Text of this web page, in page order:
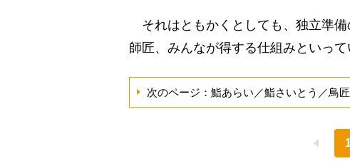
それはともかくとしても、独立準備
師匠、みんなが得する仕組みといって
次のページ：鮨あらい／鮨さいとう／鳥